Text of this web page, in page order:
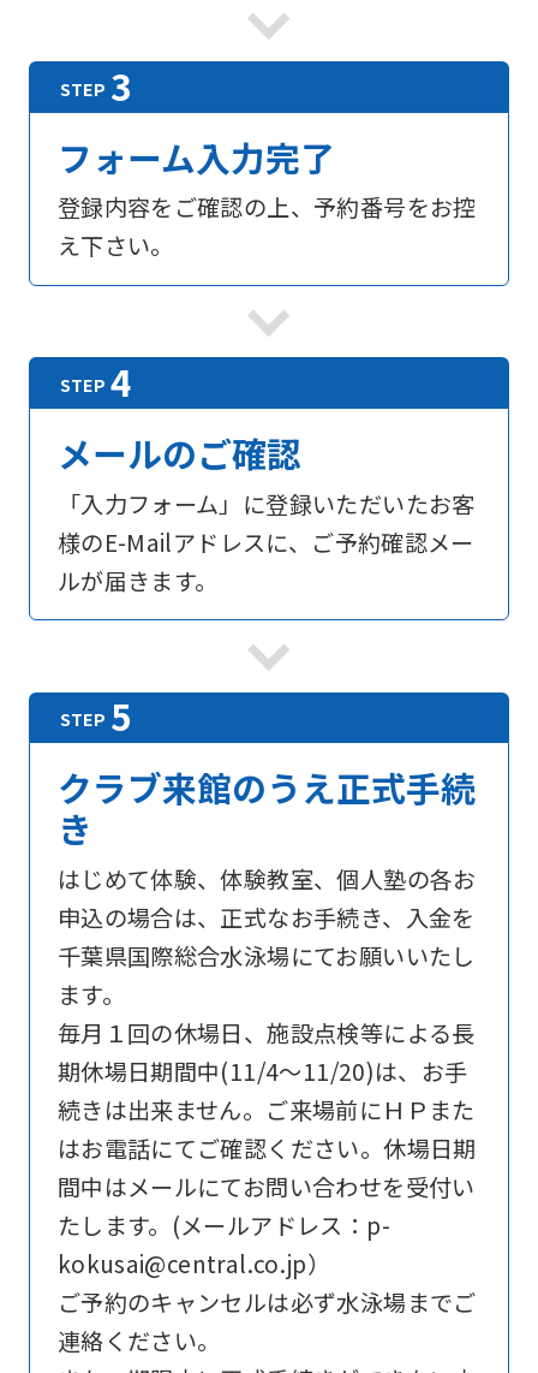
フォーム入力完了
登録内容をご確認の上、予約番号をお控
え下さい。
メールのご確認
「入力フォーム」に登録いただいたお客
様のE-Mailアドレスに、ご予約確認メー
ルが届きます。
クラブ来館のうえ正式手続
き
はじめて体験、体験教室、個人塾の各お
申込の場合は、正式なお手続き、入金を
千葉県国際総合水泳場にてお願いいたし
ます。
毎月１回の休場日、施設点検等による長
期休場日期間中(11/4～11/20)は、お手
続きは出来ません。ご来場前にＨＰまた
はお電話にてご確認ください。休場日期
間中はメールにてお問い合わせを受付い
たします。(メールアドレス：p-
kokusai@central.co.jp）
ご予約のキャンセルは必ず水泳場までご
連絡ください。
foreigners
Sports
official
website
is
translated
into
English.
Click
the
(start
automatic
translation)
return
to
the
top
page.
However,
if
you